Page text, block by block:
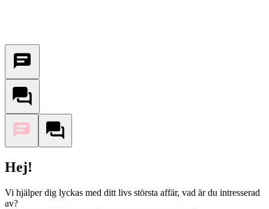
Hej!
Vi hjälper dig lyckas med ditt livs största affär, vad är du intresserad
av?